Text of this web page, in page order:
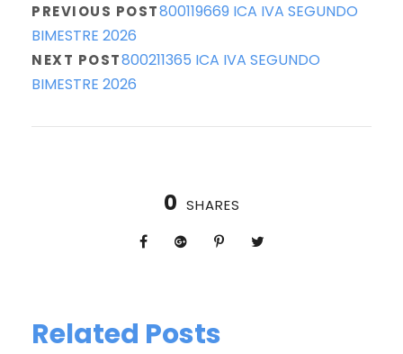
PREVIOUS POST800119669 ICA IVA SEGUNDO
BIMESTRE 2026
NEXT POST800211365 ICA IVA SEGUNDO
BIMESTRE 2026
0 SHARES
Related Posts